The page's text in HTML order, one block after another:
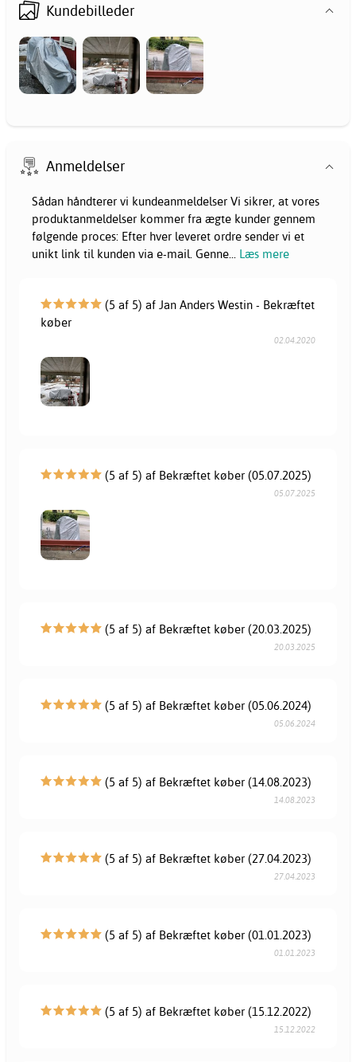
Kundebilleder
Anmeldelser
Sådan håndterer vi kundeanmeldelser Vi sikrer, at vores
produktanmeldelser kommer fra ægte kunder gennem
følgende proces: Efter hver leveret ordre sender vi et
unikt link til kunden via e-mail. Genne... Læs mere
(5 af 5) af Jan Anders Westin - Bekræftet
køber
02.04.2020
(5 af 5) af Bekræftet køber (05.07.2025)
05.07.2025
(5 af 5) af Bekræftet køber (20.03.2025)
20.03.2025
(5 af 5) af Bekræftet køber (05.06.2024)
05.06.2024
(5 af 5) af Bekræftet køber (14.08.2023)
14.08.2023
(5 af 5) af Bekræftet køber (27.04.2023)
27.04.2023
(5 af 5) af Bekræftet køber (01.01.2023)
01.01.2023
(5 af 5) af Bekræftet køber (15.12.2022)
15.12.2022